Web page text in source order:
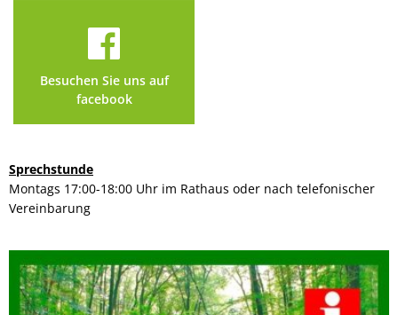
Besuchen Sie uns auf
facebook
Sprechstunde
Montags 17:00-18:00 Uhr im Rathaus oder nach telefonischer
Vereinbarung